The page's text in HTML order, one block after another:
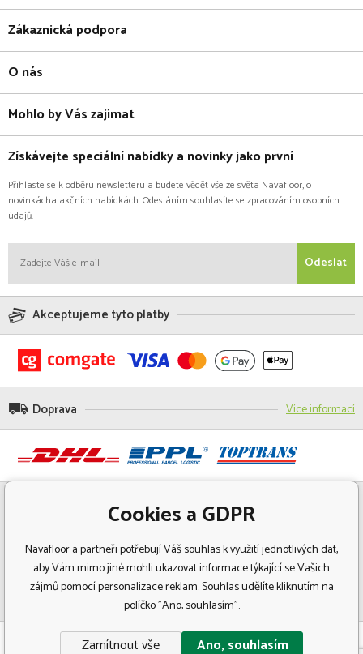
Zákaznická podpora
O nás
Mohlo by Vás zajímat
Získávejte speciální nabídky a novinky jako první
Přihlaste se k odběru newsletteru a budete vědět vše ze světa Navafloor, o
novinkácha akčních nabídkách. Odesláním souhlasíte se zpracováním osobních
údajů.
Odeslat
Akceptujeme tyto platby
Doprava Více informací
© Copyright 2018 Navafloor - Specializovaný prodej podlahových krytin.
Cookies a GDPR
Navafloor a partneři potřebují Váš souhlas k využití jednotlivých dat,
aby Vám mimo jiné mohli ukazovat informace týkající se Vašich
zájmů pomocí personalizace reklam. Souhlas udělíte kliknutím na
políčko "Ano, souhlasím".
Zamítnout vše Ano, souhlasím